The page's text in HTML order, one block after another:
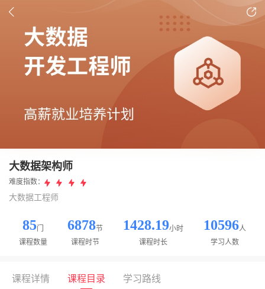
大数据架构师
难度指数：
大数据工程师
85门
课程数量
6878节
课程时节
1428.19小时
课程时长
10596人
学习人数
课程详情 课程目录 学习路线